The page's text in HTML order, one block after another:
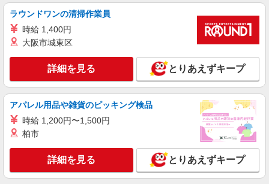
時給1194円〜 【時間帯加給】 （5時〜8時）＋
100円 （16時〜20時）＋80円 （20時〜24時）＋
150円 ※日曜・祝日は加給あり ※22時〜翌5時は
マックスバリュ 塩冶店（エンヤテン） 島根
キープ 詳細を見る
パート
株式会社魚国総本社
調理補助
時給1050円〜1100円 ※経験・能力による ＊試
用期間あり：2ヶ月 同条件
島根県出雲市大社町中荒木恵比須1745-2（複合
型高齢者福祉施設）
ラウンドワンの清掃作業員
時給 1,400円
大阪市城東区
詳細を見る とりあえずキープ
アパレル用品や雑貨のピッキング検品
時給 1,200円〜1,500円
柏市
詳細を見る とりあえずキープ